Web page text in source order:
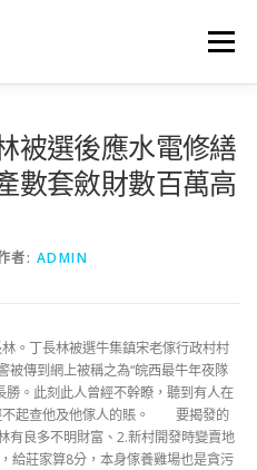
選單
被選後應水電修繕
數套斂財數百萬高
者: ADMIN
。丁長林被選牛集鎮宋老傢行政村村
被傳到網上被稱之為“皖西最牛年夜隊
。此刻此人曾經不幹瞭，聽到有人在
不起查他及他傢人的賬。 要揭發的
有良多不明財富、2.新村開發時變賣地
給莊家算8分，本身傢養雞場也是貪污